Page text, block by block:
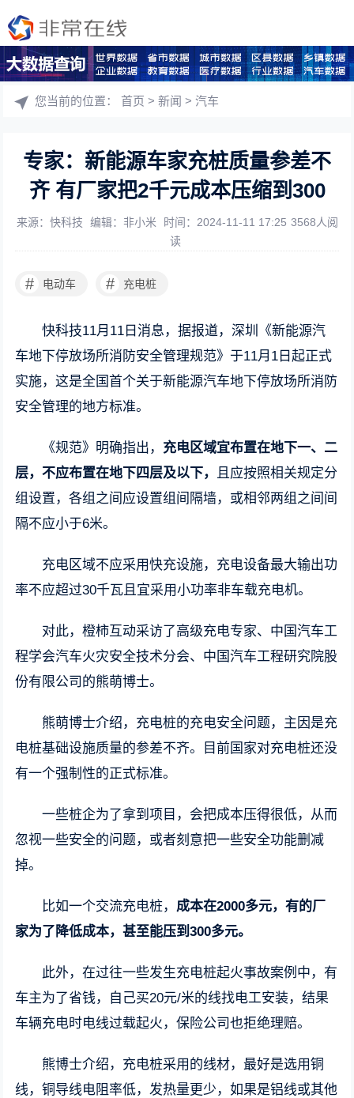
您当前的位置：首页 >新闻 >汽车
专家：新能源车家充桩质量参差不
齐 有厂家把2千元成本压缩到300
来源：快科技 编辑：非小米 时间：2024-11-11 17:25 3568人阅
读
# 电动车 # 充电桩
快科技11月11日消息，据报道，深圳《新能源汽
车地下停放场所消防安全管理规范》于11月1日起正式
实施，这是全国首个关于新能源汽车地下停放场所消防
安全管理的地方标准。
《规范》明确指出， 充电区域宜布置在地下一、二
层，不应布置在地下四层及以下， 且应按照相关规定分
组设置，各组之间应设置组间隔墙，或相邻两组之间间
隔不应小于6米。
充电区域不应采用快充设施，充电设备最大输出功
率不应超过30千瓦且宜采用小功率非车载充电机。
对此，橙柿互动采访了高级充电专家、中国汽车工
程学会汽车火灾安全技术分会、中国汽车工程研究院股
份有限公司的熊萌博士。
熊萌博士介绍，充电桩的充电安全问题，主因是充
电桩基础设施质量的参差不齐。目前国家对充电桩还没
有一个强制性的正式标准。
一些桩企为了拿到项目，会把成本压得很低，从而
忽视一些安全的问题，或者刻意把一些安全功能删减
掉。
比如一个交流充电桩， 成本在2000多元，有的厂
家为了降低成本，甚至能压到300多元。
此外，在过往一些发生充电桩起火事故案例中，有
车主为了省钱，自己买20元/米的线找电工安装，结果
车辆充电时电线过载起火，保险公司也拒绝理赔。
熊博士介绍，充电桩采用的线材，最好是选用铜
线，铜导线电阻率低，发热量更少，如果是铝线或其他